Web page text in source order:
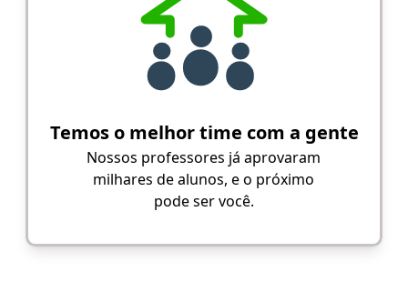
Temos o melhor time com a gente
Nossos professores já aprovaram
milhares de alunos, e o próximo
pode ser você.